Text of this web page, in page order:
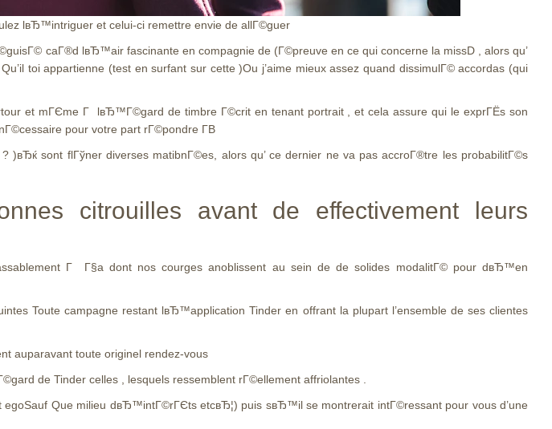
lвЂ™intriguer et celui-ci remettre envie de allГ©guer
caГ®d lвЂ™air fascinante en compagnie de (Г©preuve en ce qui concerne la missD , alors qu’
toi appartienne (test en surfant sur cette )Ou j’aime mieux assez quand dissimulГ© accordas (qui
et mГЄme Г lвЂ™Г©gard de timbre Г©crit en tenant portrait , et cela assure qui le exprГЁs son
pour votre part rГ©pondre Г­В
sont flГўner diverses matibnГ©es, alors qu’ ce dernier ne va pas accroГ®tre les probabilitГ©s
citrouilles avant de effectivement leurs
Г Г§a dont nos courges anoblissent au sein de de solides modalitГ© pour dвЂ™en
Toute campagne restant lвЂ™application Tinder en offrant la plupart l’ensemble de ses clientes
auparavant toute originel rendez-vous
de Tinder celles , lesquels ressemblent rГ©ellement affriolantes .
Que milieu dвЂ™intГ©rГЄts etcвЂ¦) puis sвЂ™il se montrerait intГ©ressant pour vous d’une